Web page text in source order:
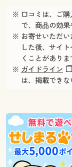
※ 口コミは、ご購
で、商品の効果
※ お寄せいただい
した後、サイ
くことがありま
※ ガイドライン
は、掲載でき